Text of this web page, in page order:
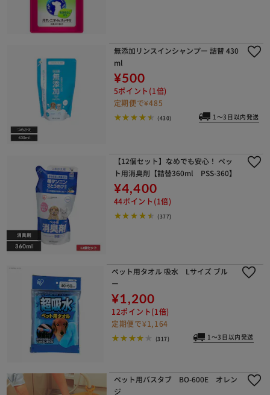
無添加リンスインシャンプー 詰替 430
ml
¥500
5ポイント(1倍)
定期便で¥485
(430) 1～3日以内発送
【12個セット】なめでも安心！ ペッ
ト用消臭剤【詰替360ml PSS-360】
¥4,400
44ポイント(1倍)
(377)
ペット用タオル 吸水 Lサイズ ブル
ー
¥1,200
12ポイント(1倍)
定期便で¥1,164
(317) 1～3日以内発送
ペット用バスタブ BO-600E オレン
ジ